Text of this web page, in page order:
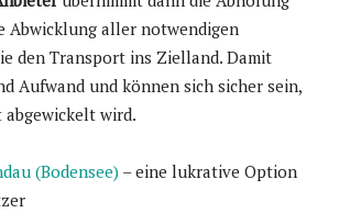
Abwicklung aller notwendigen
den Transport ins Zielland. Damit
Aufwand und können sich sicher sein,
wird.
(Bodensee) – eine lukrative Option